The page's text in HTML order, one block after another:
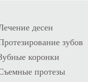
десен
зубов
коронки
протезы